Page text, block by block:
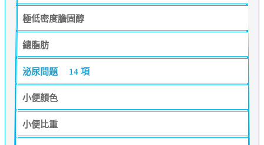
極低密度膽固醇
總脂肪
泌尿問題 14 項
小便顏色
小便比重